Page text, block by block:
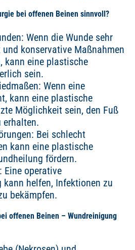
bei offenen Beinen sinnvoll?
Wenn die Wunde sehr
konservative Maßnahmen
kann eine plastische
sein.
Wenn eine
kann eine plastische
Möglichkeit sein, den Fuß
erhalten.
Bei schlecht
kann eine plastische
fördern.
Eine operative
kann helfen, Infektionen zu
bekämpfen.
offenen Beinen – Wundreinigung